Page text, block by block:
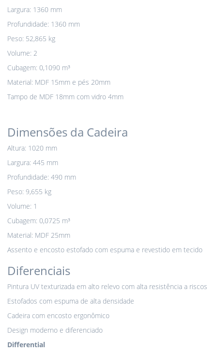
Largura: 1360 mm
Profundidade: 1360 mm
Peso: 52,865 kg
Volume: 2
Cubagem: 0,1090 m³
Material: MDF 15mm e pés 20mm
Tampo de MDF 18mm com vidro 4mm
Dimensões da Cadeira
Altura: 1020 mm
Largura: 445 mm
Profundidade: 490 mm
Peso: 9,655 kg
Volume: 1
Cubagem: 0,0725 m³
Material: MDF 25mm
Assento e encosto estofado com espuma e revestido em tecido
Diferenciais
Pintura UV texturizada em alto relevo com alta resistência a riscos
Estofados com espuma de alta densidade
Cadeira com encosto ergonômico
Design moderno e diferenciado
Differential